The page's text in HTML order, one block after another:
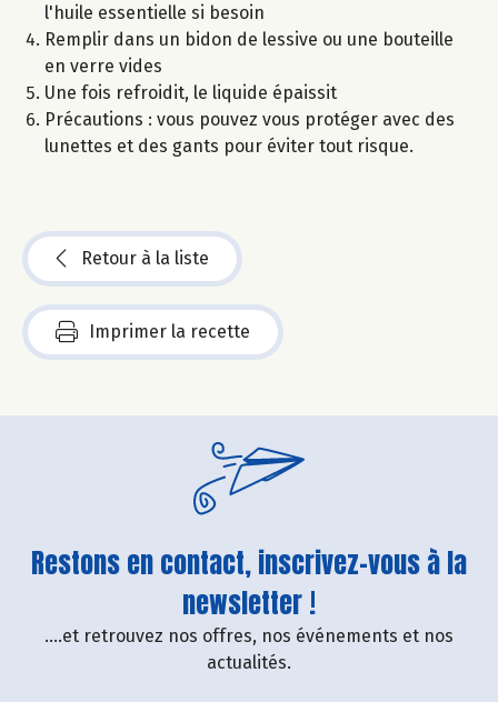
l'huile essentielle si besoin
Remplir dans un bidon de lessive ou une bouteille
en verre vides
Une fois refroidit, le liquide épaissit
Précautions : vous pouvez vous protéger avec des
lunettes et des gants pour éviter tout risque.
Retour à la liste
Imprimer la recette
Restons en contact, inscrivez-vous à la
newsletter !
....et retrouvez nos offres, nos événements et nos
actualités.